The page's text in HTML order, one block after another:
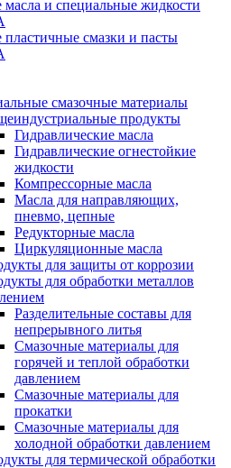
и специальные жидкости
смазки и пасты
смазочные материалы
продукты
Гидравлические масла
Гидравлические огнестойкие
жидкости
Компрессорные масла
Масла для направляющих,
пневмо, цепные
Редукторные масла
Циркуляционные масла
для защиты от коррозии
для обработки металлов
Разделительные составы для
непрерывного литья
Смазочные материалы для
горячей и теплой обработки
давлением
Смазочные материалы для
прокатки
Смазочные материалы для
холодной обработки давлением
для термической обработки